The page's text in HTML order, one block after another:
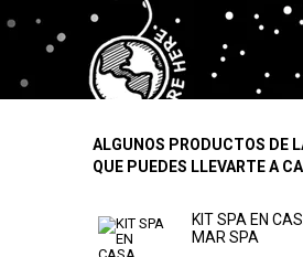
ALGUNOS PRODUCTOS DE
QUE PUEDES LLEVARTE A
KIT SPA EN
MAR SPA